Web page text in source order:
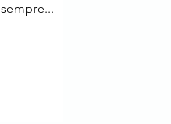
sempre...